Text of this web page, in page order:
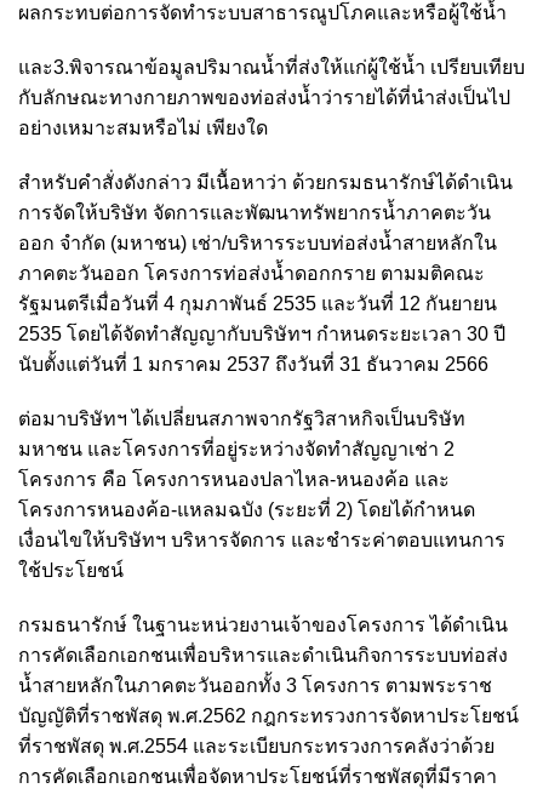
ผลกระทบต่อการจัดทำระบบสาธารณูปโภคและหรือผู้ใช้น้ำ
และ3.พิจารณาข้อมูลปริมาณน้ำที่ส่งให้แก่ผู้ใช้น้ำ เปรียบเทียบ
กับลักษณะทางกายภาพของท่อส่งน้ำว่ารายได้ที่นำส่งเป็นไป
อย่างเหมาะสมหรือไม่ เพียงใด
สำหรับคำสั่งดังกล่าว มีเนื้อหาว่า ด้วยกรมธนารักษ์ได้ดำเนิน
การจัดให้บริษัท จัดการและพัฒนาทรัพยากรน้ำภาคตะวัน
ออก จำกัด (มหาชน) เช่า/บริหารระบบท่อส่งน้ำสายหลักใน
ภาคตะวันออก โครงการท่อส่งน้ำดอกกราย ตามมติคณะ
รัฐมนตรีเมื่อวันที่ 4 กุมภาพันธ์ 2535 และวันที่ 12 กันยายน
2535 โดยได้จัดทำสัญญากับบริษัทฯ กำหนดระยะเวลา 30 ปี
นับตั้งแต่วันที่ 1 มกราคม 2537 ถึงวันที่ 31 ธันวาคม 2566
ต่อมาบริษัทฯ ได้เปลี่ยนสภาพจากรัฐวิสาหกิจเป็นบริษัท
มหาชน และโครงการที่อยู่ระหว่างจัดทำสัญญาเช่า 2
โครงการ คือ โครงการหนองปลาไหล-หนองค้อ และ
โครงการหนองค้อ-แหลมฉบัง (ระยะที่ 2) โดยได้กำหนด
เงื่อนไขให้บริษัทฯ บริหารจัดการ และชำระค่าตอบแทนการ
ใช้ประโยชน์
กรมธนารักษ์ ในฐานะหน่วยงานเจ้าของโครงการ ได้ดำเนิน
การคัดเลือกเอกชนเพื่อบริหารและดำเนินกิจการระบบท่อส่ง
น้ำสายหลักในภาคตะวันออกทั้ง 3 โครงการ ตามพระราช
บัญญัติที่ราชพัสดุ พ.ศ.2562 กฎกระทรวงการจัดหาประโยชน์
ที่ราชพัสดุ พ.ศ.2554 และระเบียบกระทรวงการคลังว่าด้วย
การคัดเลือกเอกชนเพื่อจัดหาประโยชน์ที่ราชพัสดุที่มีราคา